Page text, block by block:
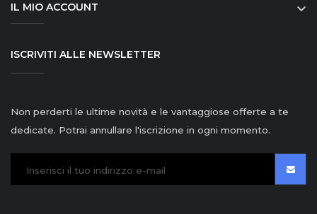
IL MIO ACCOUNT 
ISCRIVITI ALLE NEWSLETTER
Non perderti le ultime novità e le vantaggiose offerte a te
dedicate. Potrai annullare l'iscrizione in ogni momento.